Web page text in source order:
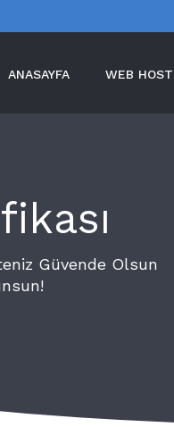
ANASAYFA WEB
Güvende Olsun